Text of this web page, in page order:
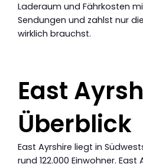
Laderaum und Fährkosten
Sendungen und zahlst nur
wirklich brauchst.
East
Überblick
East Ayrshire liegt in
rund 122.000 Einwohner.